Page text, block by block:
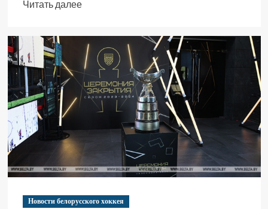
Читать далее
Новости белорусского хоккея